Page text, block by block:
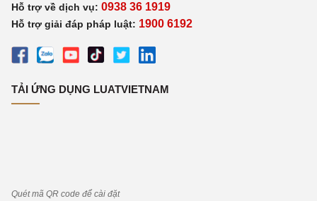
Hỗ trợ về dịch vụ: 0938 36 1919
Hỗ trợ giải đáp pháp luật: 1900 6192
TẢI ỨNG DỤNG LUATVIETNAM
Quét mã QR code để cài đặt